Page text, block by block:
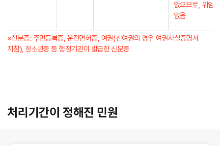
없으므로, 위임
없음
※신분증: 주민등록증, 운전면허증, 여권(신여권의 경우 여권사실증명서
지참), 청소년증 등 행정기관이 발급한 신분증
처리기간이 정해진 민원